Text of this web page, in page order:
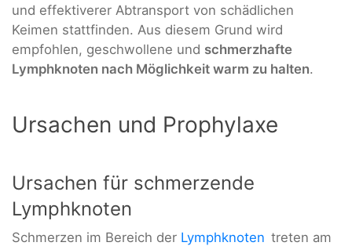
und effektiverer Abtransport von schädlichen
Keimen stattfinden. Aus diesem Grund wird
empfohlen, geschwollene und schmerzhafte
Lymphknoten nach Möglichkeit warm zu halten.
Ursachen und Prophylaxe
Ursachen für schmerzende
Lymphknoten
Schmerzen im Bereich der Lymphknoten treten am